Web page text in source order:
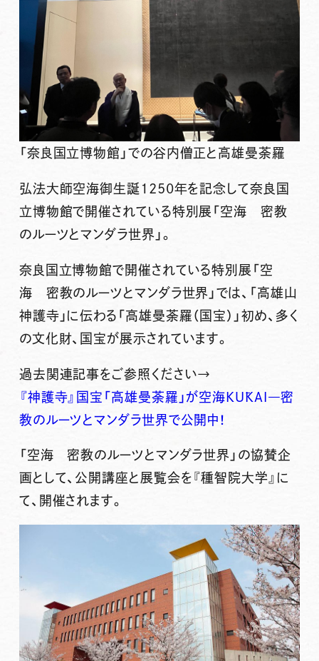
「奈良国立博物館」での谷内僧正と高雄曼荼羅
弘法大師空海御生誕1250年を記念して奈良国
立博物館で開催されている特別展「空海 密教
のルーツとマンダラ世界」 。
奈良国立博物館で開催されている特別展「空
海 密教のルーツとマンダラ世界」では、「高雄山
神護寺」に伝わる「高雄曼荼羅（国宝） 」初め、多く
の文化財、国宝が展示されています。
過去関連記事をご参照ください→
『神護寺』国宝「高雄曼荼羅」が空海KŪKAI―密
教のルーツとマンダラ世界で公開中！
「空海 密教のルーツとマンダラ世界」の協賛企
画として、公開講座と展覧会を『種智院大学 』に
て、開催されます。